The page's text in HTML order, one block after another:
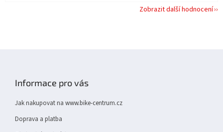
Zobrazit další hodnocení
Informace pro vás
Jak nakupovat na www.bike-centrum.cz
Doprava a platba